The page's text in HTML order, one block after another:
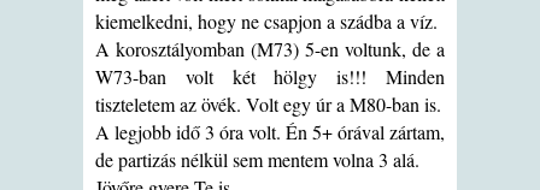
kiemelkedni, hogy ne csapjon a szádba a víz.
A korosztályomban (M73) 5-en voltunk, de a
W73-ban volt két hölgy is!!! Minden
tiszteletem az övék. Volt egy úr a M80-ban is.
A legjobb idő 3 óra volt. Én 5+ órával zártam,
de partizás nélkül sem mentem volna 3 alá.